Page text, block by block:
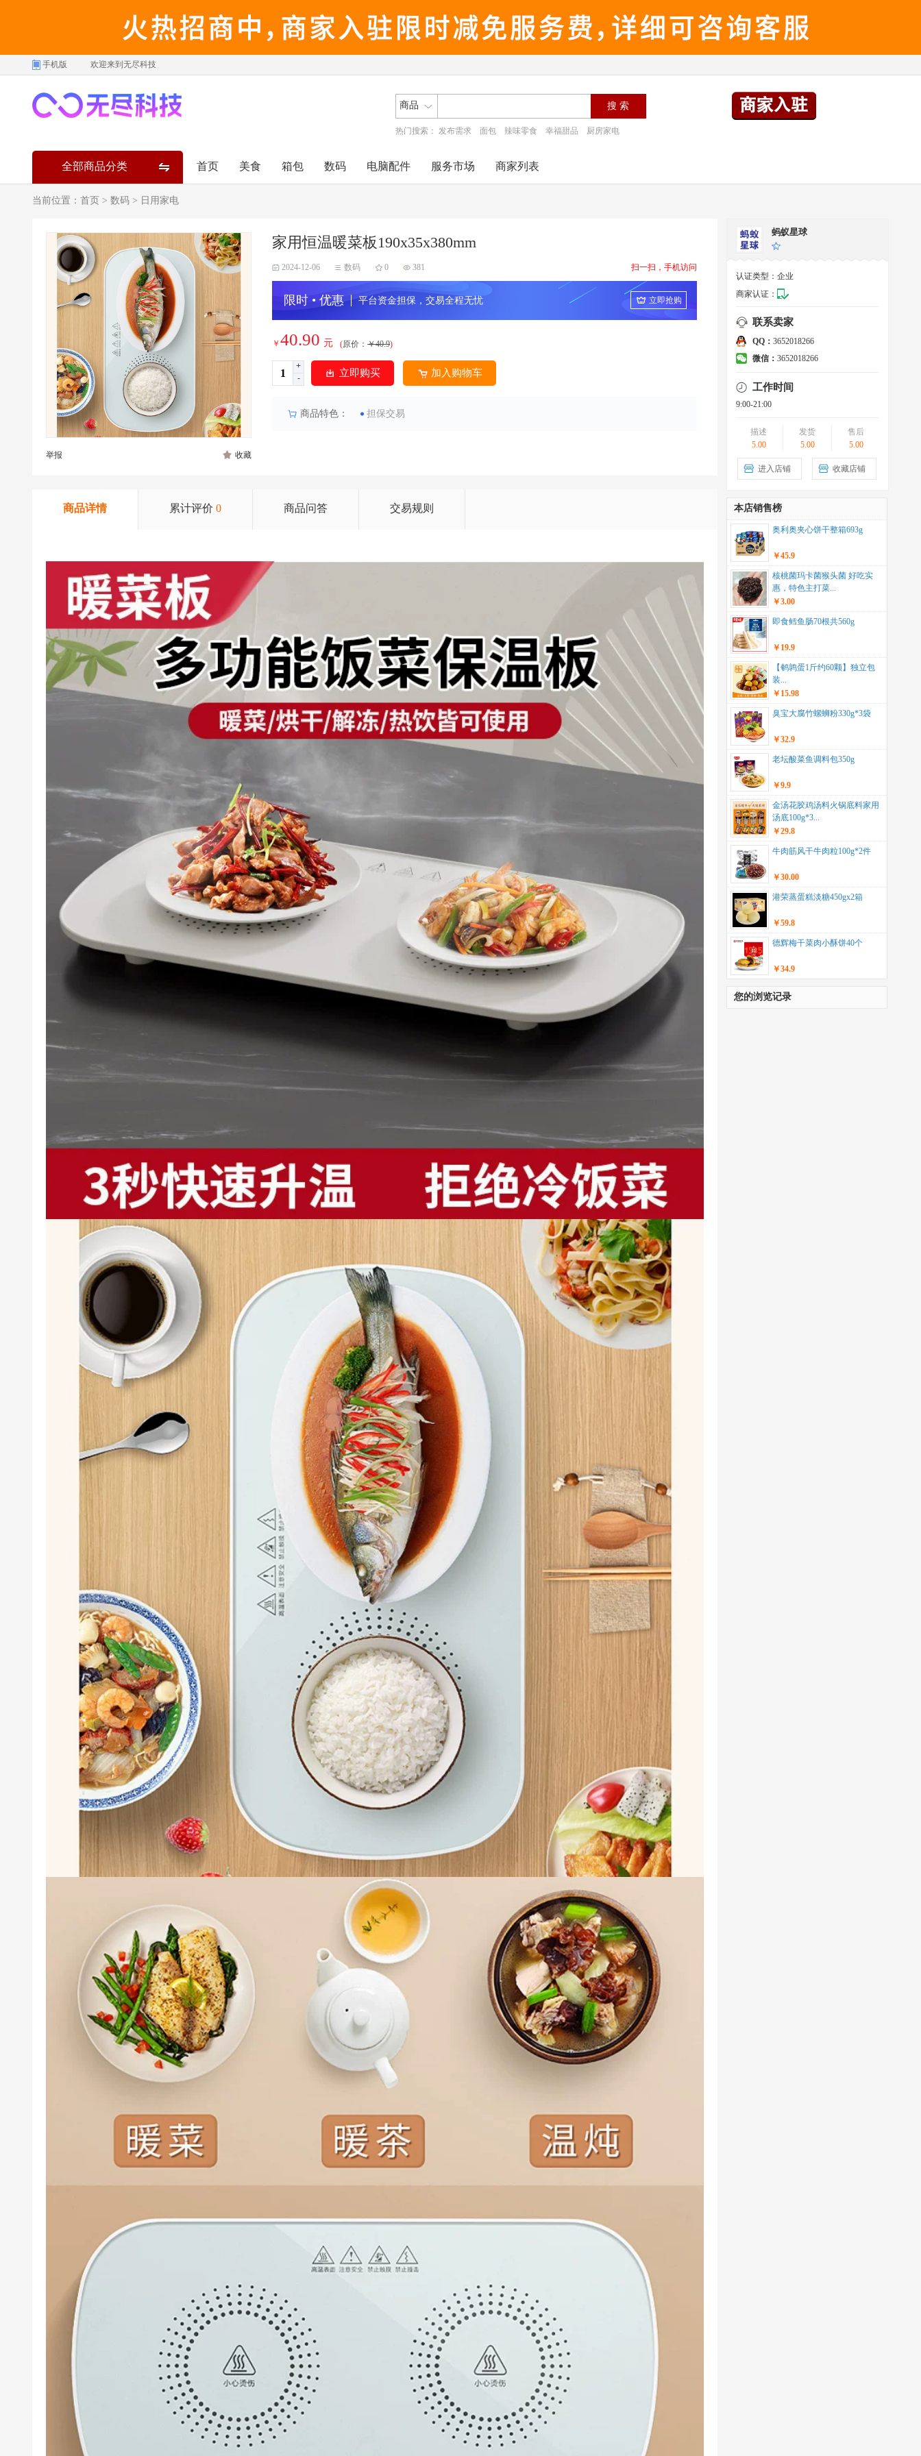
手机版 欢迎来到无尽科技
商品
热门搜索： 发布需求 面包 辣味零食 幸福甜品 厨房家电
全部商品分类 首页 美食 箱包 数码 电脑配件 服务市场 商家列表
当前位置： 首页 > 数码 > 日用家电
举报 收藏
家用恒温暖菜板190x35x380mm
2024-12-06 数码 0 381 扫一扫，手机访问
限时 • 优惠 平台资金担保，交易全程无忧 立即抢购
￥ 40.90 元 (原价： ￥40.9)
+
-
立即购买 加入购物车
商品特色： 担保交易
商品详情 累计评价 0 商品问答 交易规则
蚂蚁星球
认证类型： 企业
商家认证：
联系卖家
QQ： 3652018266
微信： 3652018266
工作时间
9:00-21:00
描述
5.00
发货
5.00
售后
5.00
进入店铺 收藏店铺
本店销售榜
奥利奥夹心饼干整箱693g
￥45.9
核桃菌玛卡菌猴头菌 好吃实
惠，特色主打菜...
￥3.00
即食鳕鱼肠70根共560g
￥19.9
【鹌鹑蛋1斤约60颗】独立包
装...
￥15.98
臭宝大腐竹螺蛳粉330g*3袋
￥32.9
老坛酸菜鱼调料包350g
￥9.9
金汤花胶鸡汤料火锅底料家用
汤底100g*3...
￥29.8
牛肉筋风干牛肉粒100g*2件
￥30.00
港荣蒸蛋糕淡糖450gx2箱
￥59.8
德辉梅干菜肉小酥饼40个
￥34.9
您的浏览记录